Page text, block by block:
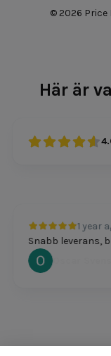
© 2026 Price
Här är
1 year
Snabb leverans,
Oscar